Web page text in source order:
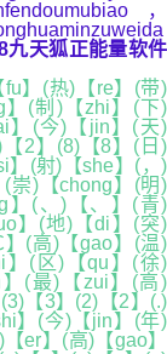
，
九天狐正能量软件
】(热)【re】(带)
】(制)【zhi】(下)
】(今)【jin】(天)
2】(8)【8】(日)
】(射)【she】(，)
(崇)【chong】(明)
】(、)【、】(青)
】(地)【di】(突)
(高)【gao】(温)
】(区)【qu】(徐)
(最)【zui】(高)
【3】(2)【2】(.)
】(今)【jin】(年)
er】(高)【gao】